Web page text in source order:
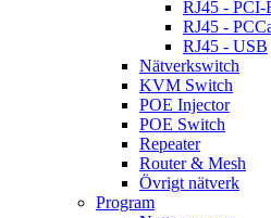
RJ45 - PCI-
RJ45 -
RJ45 - USB
Nätverkswitch
KVM Switch
POE Injector
POE Switch
Repeater
Router & Mesh
Övrigt nätverk
Program